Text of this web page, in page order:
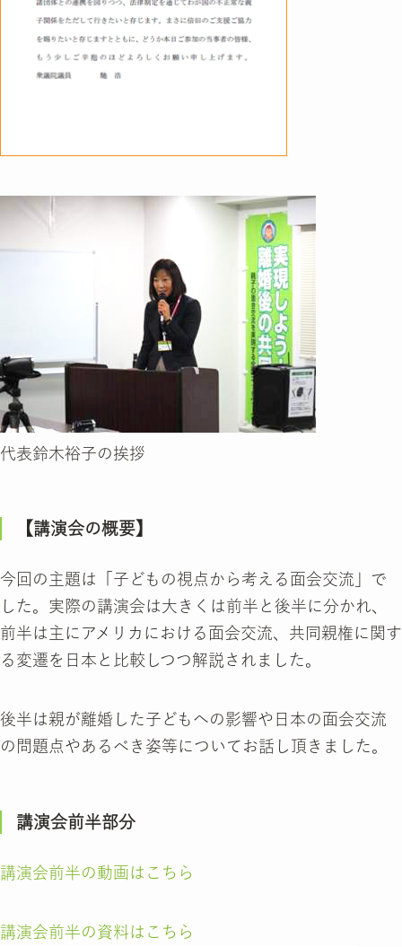
代表鈴木裕子の挨拶
【講演会の概要】
今回の主題は「子どもの視点から考える面会交流」で
した。実際の講演会は大きくは前半と後半に分かれ、
前半は主にアメリカにおける面会交流、共同親権に関す
る変遷を日本と比較しつつ解説されました。
後半は親が離婚した子どもへの影響や日本の面会交流
の問題点やあるべき姿等についてお話し頂きました。
講演会前半部分
講演会前半の動画はこちら
講演会前半の資料はこちら